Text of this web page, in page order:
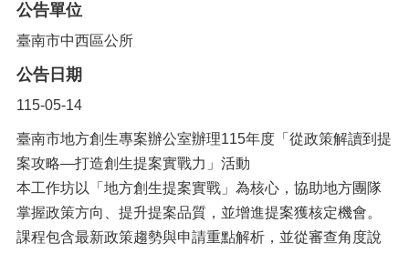
公告單位
臺南市中西區公所
公告日期
115-05-14
臺南市地方創生專案辦公室辦理115年度「從政策解讀到提
案攻略―打造創生提案實戰力」活動
本工作坊以「地方創生提案實戰」為核心，協助地方團隊
掌握政策方向、提升提案品質，並增進提案獲核定機會。
課程包含最新政策趨勢與申請重點解析，並從審查角度說